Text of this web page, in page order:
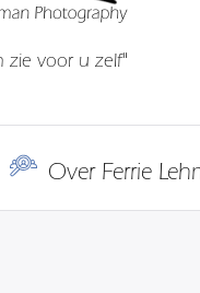
zie voor u zelf"
Over Ferrie